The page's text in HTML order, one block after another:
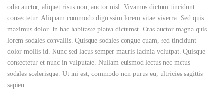
odio auctor, aliquet risus non, auctor nisl. Vivamus dictum tincidunt
consectetur. Aliquam commodo dignissim lorem vitae viverra. Sed quis
maximus dolor. In hac habitasse platea dictumst. Cras auctor magna quis
lorem sodales convallis. Quisque sodales congue quam, sed tincidunt
dolor mollis id. Nunc sed lacus semper mauris lacinia volutpat. Quisque
consectetur et nunc in vulputate. Nullam euismod lectus nec metus
sodales scelerisque. Ut mi est, commodo non purus eu, ultricies sagittis
sapien.